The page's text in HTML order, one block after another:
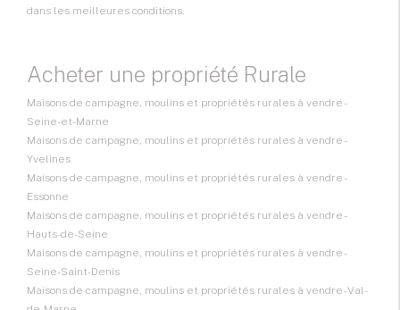
dans les meilleures conditions.
Acheter une propriété Rurale
Maisons de campagne, moulins et propriétés rurales à vendre -
Seine-et-Marne
Maisons de campagne, moulins et propriétés rurales à vendre -
Yvelines
Maisons de campagne, moulins et propriétés rurales à vendre -
Essonne
Maisons de campagne, moulins et propriétés rurales à vendre -
Hauts-de-Seine
Maisons de campagne, moulins et propriétés rurales à vendre -
Seine-Saint-Denis
Maisons de campagne, moulins et propriétés rurales à vendre - Val-